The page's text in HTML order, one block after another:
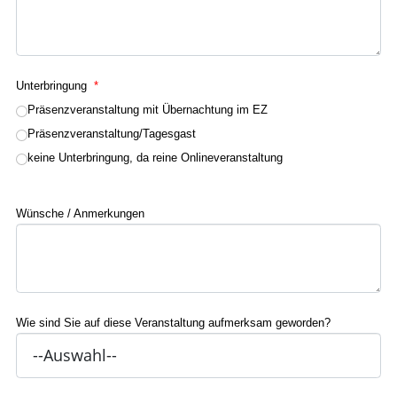
Unterbringung *
Präsenzveranstaltung mit Übernachtung im EZ
Präsenzveranstaltung/Tagesgast
keine Unterbringung, da reine Onlineveranstaltung
Wünsche / Anmerkungen
Wie sind Sie auf diese Veranstaltung aufmerksam geworden?